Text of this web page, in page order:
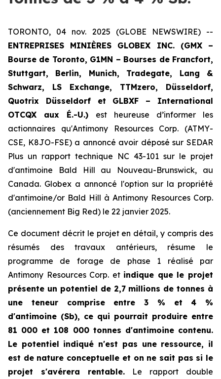
TORONTO, 04 nov. 2025 (GLOBE NEWSWIRE) --
ENTREPRISES MINIÈRES GLOBEX INC. (GMX –
Bourse de Toronto, G1MN – Bourses de Francfort,
Stuttgart, Berlin, Munich, Tradegate, Lang &
Schwarz, LS Exchange, TTMzero, Düsseldorf,
Quotrix Düsseldorfet GLBXF – International
OTCQX aux É.-U.) est heureuse d’informer les
actionnaires qu'Antimony Resources Corp. (ATMY-
CSE, K8JO-FSE) a annoncé avoir déposé sur SEDAR
Plus un rapport technique NC 43-101 sur le projet
d'antimoine Bald Hill au Nouveau-Brunswick, au
Canada. Globex a annoncé l'option sur la propriété
d'antimoine/or Bald Hill à Antimony Resources Corp.
(anciennement Big Red) le 22 janvier 2025.
Ce document décrit le projet en détail, y compris des
résumés des travaux antérieurs, résume le
programme de forage de phase 1 réalisé par
Antimony Resources Corp. et indique que le projet
présente un potentiel de 2,7 millions de tonnes à
une teneur comprise entre 3 % et 4 %
d'antimoine (Sb), ce qui pourrait produire entre
81 000 et 108 000 tonnes d'antimoine contenu.
Le potentiel indiqué n'est pas une ressource, il
est de nature conceptuelle et on ne sait pas si le
projet s'avérera rentable. Le rapport double